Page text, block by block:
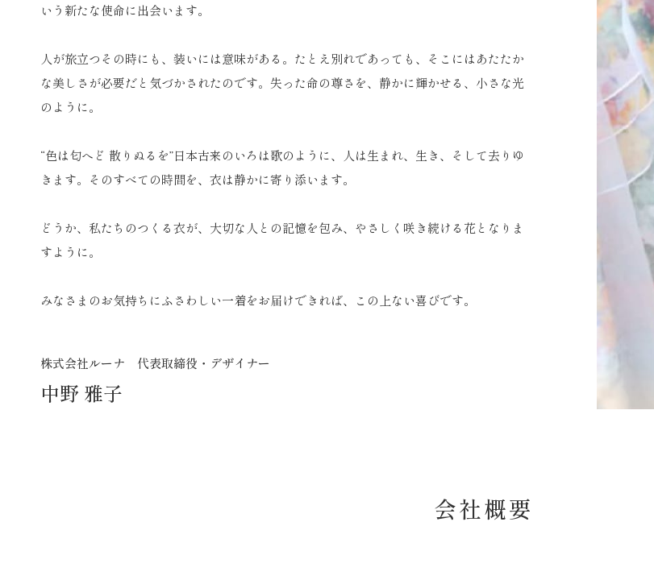
いう新たな使命に出会います。
人が旅立つその時にも、装いには意味がある。たとえ別れであっても、そこにはあたたか
な美しさが必要だと気づかされたのです。失った命の尊さを、静かに輝かせる、小さな光
のように。
“色は匂へど 散りぬるを”日本古来のいろは歌のように、人は生まれ、生き、そして去りゆ
きます。そのすべての時間を、衣は静かに寄り添います。
どうか、私たちのつくる衣が、大切な人との記憶を包み、やさしく咲き続ける花となりま
すように。
みなさまのお気持ちにふさわしい一着をお届けできれば、この上ない喜びです。
株式会社ルーナ 代表取締役・デザイナー
中野 雅子
会社概要